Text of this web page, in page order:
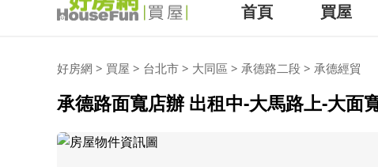
首頁 買屋
好房網 > 買屋 > 台北市 > 大同區 > 承德路二段 > 承德經貿
承德路面寬店辦 出租中-大馬路上-大面